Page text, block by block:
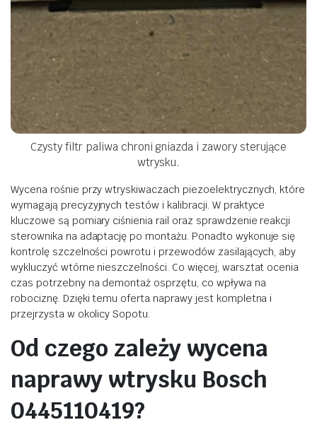
Czysty filtr paliwa chroni gniazda i zawory sterujące
wtrysku.
Wycena rośnie przy wtryskiwaczach piezoelektrycznych, które
wymagają precyzyjnych testów i kalibracji. W praktyce
kluczowe są pomiary ciśnienia rail oraz sprawdzenie reakcji
sterownika na adaptację po montażu. Ponadto wykonuje się
kontrolę szczelności powrotu i przewodów zasilających, aby
wykluczyć wtórne nieszczelności. Co więcej, warsztat ocenia
czas potrzebny na demontaż osprzętu, co wpływa na
robociznę. Dzięki temu oferta naprawy jest kompletna i
przejrzysta w okolicy Sopotu.
Od czego zależy wycena
naprawy wtrysku Bosch
0445110419?